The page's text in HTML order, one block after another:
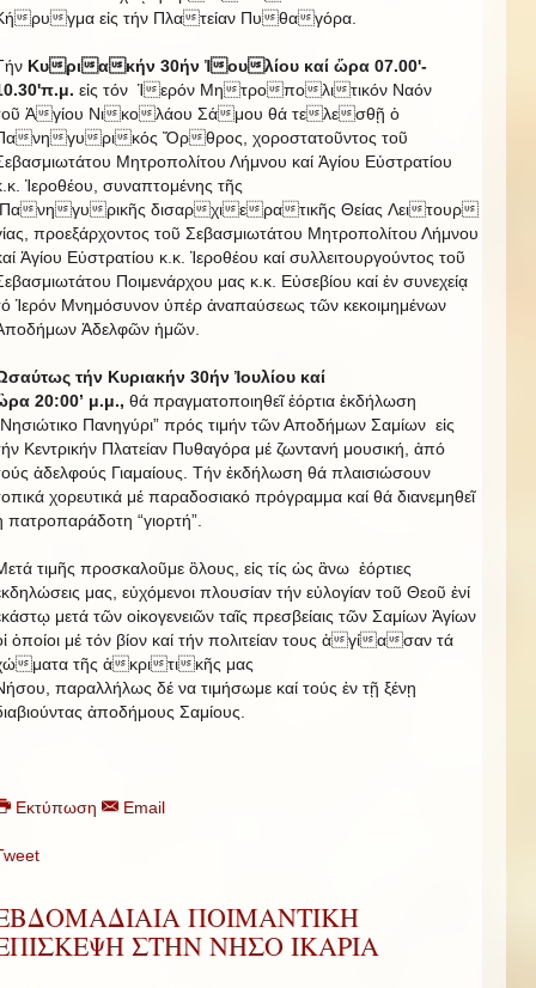
ρυγμα εἰς τήν Πλατείαν Πυθαγόρα.
Κυριακήν 30ήν Ἰουλίου καί ὥρα 07.00'-
. εἰς τόν Ἱερόν Μητροπολιτικόν Ναόν
Ἁγίου Νικολάου Σάμου θά τελεσθῇ ὁ
νηγυρικός Ὄρθρος, χοροστατοῦντος τοῦ
Μητροπολίτου Λήμνου καί Ἁγίου Εὐστρατίου
Ἱεροθέου, συναπτομένης τῆς
νηγυρικῆς δισαρχιερατικῆς Θείας Λειτουρ
προεξάρχοντος τοῦ Σεβασμιωτάτου Μητροπολίτου Λήμνου
Ἁγίου Εὐστρατίου κ.κ. Ἱεροθέου καί συλλειτουργούντος τοῦ
Ποιμενάρχου μας κ.κ. Εὐσεβίου καί ἐν συνεχείᾳ
Ἱερόν Μνημόσυνον ὑπέρ ἀναπαύσεως τῶν κεκοιμημένων
Ἀδελφῶν ἡμῶν.
τήν Κυριακήν 30ήν Ἰουλίου καί
ρα 20:00’ μ.μ., θά πραγματοποιηθεῖ ἑόρτια ἐκδήλωση
Πανηγύρι” πρός τιμήν τῶν Αποδήμων Σαμίων εἰς
Κεντρικήν Πλατείαν Πυθαγόρα μέ ζωντανή μουσική, ἀπό
ἀδελφούς Γιαμαίους. Τήν ἐκδήλωση θά πλαισιώσουν
χορευτικά μέ παραδοσιακό πρόγραμμα καί θά διανεμηθεῖ
πατροπαράδοτη “γιορτή”.
τιμῆς προσκαλοῦμε ὃλους, εἰς τίς ὡς ἂνω ἑόρτιες
μας, εὐχόμενοι πλουσίαν τήν εὐλογίαν τοῦ Θεοῦ ἑνί
μετά τῶν οἰκογενειῶν ταῖς πρεσβείαις τῶν Σαμίων Ἁγίων
ὁποίοι μέ τόν βίον καί τήν πολιτείαν τους ἁγίασαν τά
ματα τῆς ἀκριτικῆς μας
παραλλήλως δέ να τιμήσωμε καί τούς ἐν τῇ ξένῃ
ἀποδήμους Σαμίους.
Εκτύπωση Email
ΠΟΙΜΑΝΤΙΚΗ
ΣΤΗΝ ΝΗΣΟ ΙΚΑΡΙΑ